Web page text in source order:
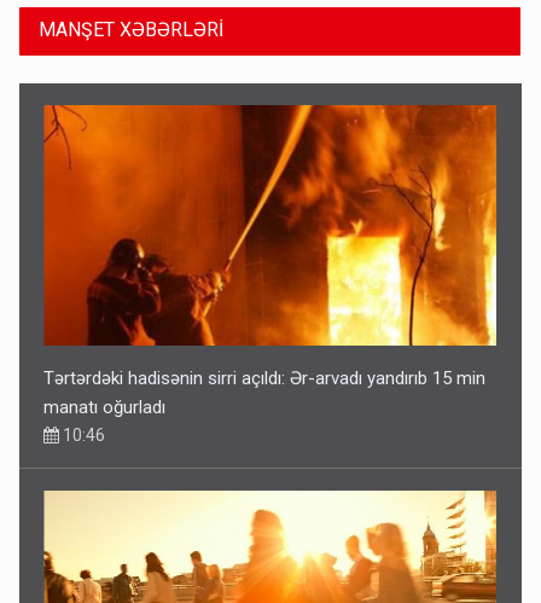
MANŞET XƏBƏRLƏRİ
Tərtərdəki hadisənin sirri açıldı: Ər-arvadı yandırıb 15 min
manatı oğurladı
10:46